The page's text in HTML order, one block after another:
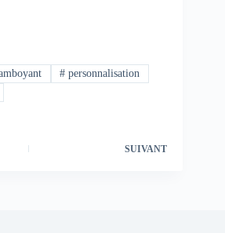
# personnalisation
SUIVANT